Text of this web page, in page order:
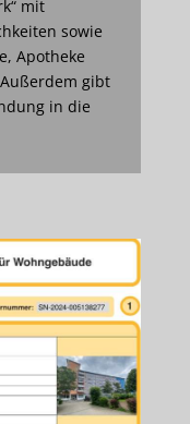
mit
sowie
Apotheke
gibt
in die